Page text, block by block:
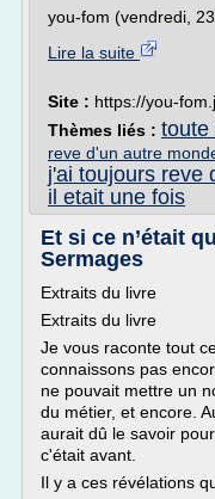
you-fom (vendredi, 23
Lire la suite
Site : https://you-
Thèmes liés : toute
reve d'un autre
j'ai toujours reve
il etait une fois
Et si ce n’était
Sermages
Extraits du livre
Extraits du livre
Je vous raconte tout
connaissons pas
ne pouvait mettre un
du métier, et encore.
aurait dû le savoir
c'était avant.
Il y a ces révélations